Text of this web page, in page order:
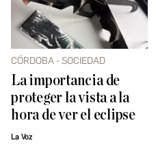
CÓRDOBA - SOCIEDAD
La importancia de
proteger la vista a la
hora de ver el eclipse
La Voz